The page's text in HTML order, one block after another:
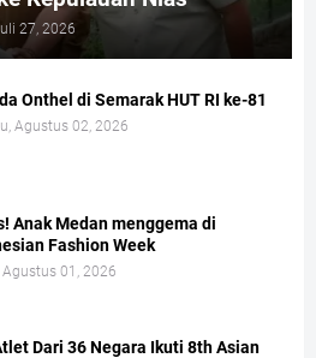
27, 2026
Onthel di Semarak HUT RI ke-81
Agustus 02, 2026
Anak Medan menggema di
Fashion Week
Agustus 01, 2026
Dari 36 Negara Ikuti 8th Asian